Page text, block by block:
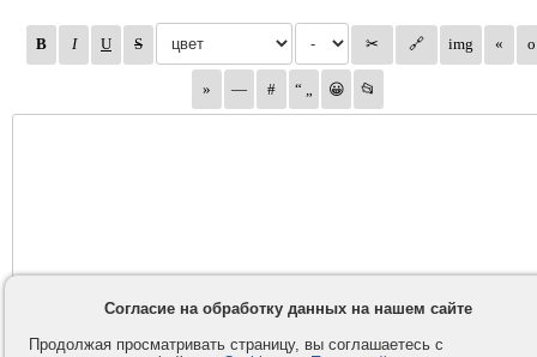
Согласие на обработку данных на нашем сайте
Продолжая просматривать страницу, вы соглашаетесь с